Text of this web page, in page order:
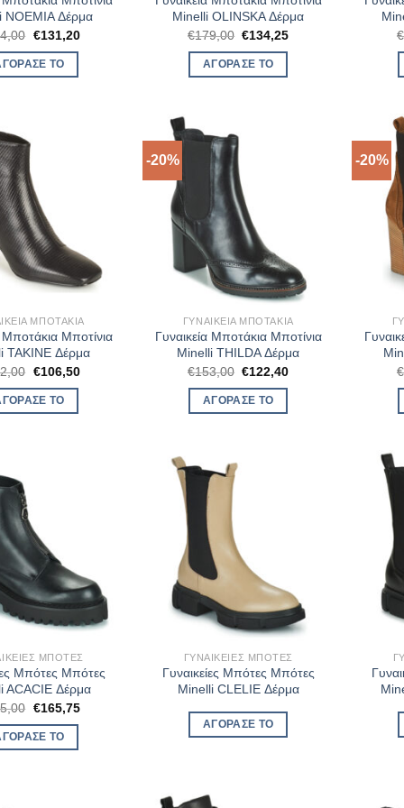
NOEMIA Δέρμα
Original
was:
€164,00.
€131,20Η
ΤΟ
Minelli OLINSKA Δέρμα
€179,00 Original
was:
€179,00.
€134,25Η
ΑΓΌΡΑΣΈ ΤΟ
€
ΜΠΟΤΆΚΙΑ
Μποτάκια Μποτίνια
TAKINE Δέρμα
Original
was:
€142,00.
€106,50Η
ΤΟ
-20%
ΓΥΝΑΙΚΕΊΑ ΜΠΟΤΆΚΙΑ
Γυναικεία Μποτάκια Μποτίνια
Minelli THILDA Δέρμα
€153,00 Original
was:
€153,00.
€122,40Η
ΑΓΌΡΑΣΈ ΤΟ
-20%
€
ΜΠΌΤΕΣ
Μπότες Μπότες
ACACIE Δέρμα
Original
was:
€195,00.
€165,75Η
ΤΟ
ΓΥΝΑΙΚΕΊΕΣ ΜΠΌΤΕΣ
Γυναικείες Μπότες Μπότες
Minelli CLELIE Δέρμα
ΑΓΌΡΑΣΈ ΤΟ